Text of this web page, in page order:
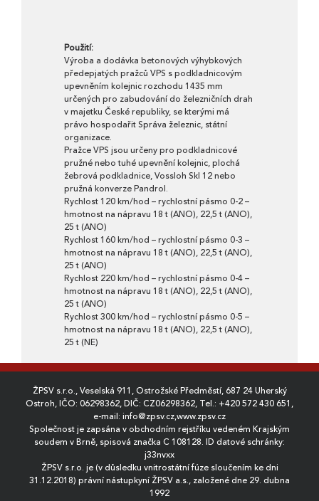
Použití:
Výroba a dodávka betonových výhybkových
předepjatých pražců VPS s podkladnicovým
upevněním kolejnic rozchodu 1435 mm
určených pro zabudování do železničních drah
v majetku České republiky, se kterými má
právo hospodařit Správa železnic, státní
organizace.
Pražce VPS jsou určeny pro podkladnicové
pružné nebo tuhé upevnění kolejnic, plochá
žebrová podkladnice, Vossloh Skl 12 nebo
pružná konverze Pandrol.
Rychlost 120 km/hod – rychlostní pásmo 0-2 –
hmotnost na nápravu 18 t (ANO), 22,5 t (ANO),
25 t (ANO)
Rychlost 160 km/hod – rychlostní pásmo 0-3 –
hmotnost na nápravu 18 t (ANO), 22,5 t (ANO),
25 t (ANO)
Rychlost 220 km/hod – rychlostní pásmo 0-4 –
hmotnost na nápravu 18 t (ANO), 22,5 t (ANO),
25 t (ANO)
Rychlost 300 km/hod – rychlostní pásmo 0-5 –
hmotnost na nápravu 18 t (ANO), 22,5 t (ANO),
25 t (NE)
ŽPSV s.r.o., Veselská 911, Ostrožské Předměstí, 687 24 Uherský
Ostroh, IČO: 06298362, DIČ: CZ06298362, Tel.: +420 572 430 651 ,
e-mail: info@zpsv.cz,www.zpsv.cz
Společnost je zapsána v obchodním rejstříku vedeném Krajským
soudem v Brně, spisová značka C 108128. ID datové schránky:
j33nvxx
ŽPSV s.r.o. je (v důsledku vnitrostátní fúze sloučením ke dni
31.12.2018) právní nástupkyní ŽPSV a.s., založené dne 29. dubna
1992